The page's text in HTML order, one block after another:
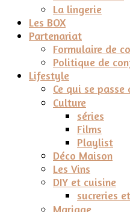
La lingerie
Les BOX
Partenariat
Formulaire de
Politique de
Lifestyle
Ce qui se
Culture
séries
Films
Playlist
Déco Maison
Les Vins
DIY et cuisine
sucreries
Mariage